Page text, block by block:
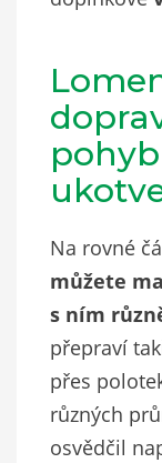
Na rovné
můžete
s ním
přepraví
přes
různých
osvědčil